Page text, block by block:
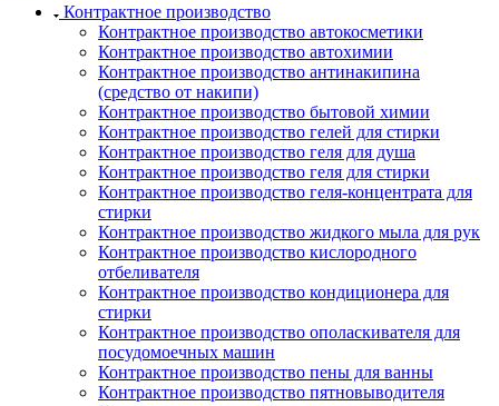
Контрактное производство
Контрактное производство автокосметики
Контрактное производство автохимии
Контрактное производство антинакипина
(средство от накипи)
Контрактное производство бытовой химии
Контрактное производство гелей для стирки
Контрактное производство геля для душа
Контрактное производство геля для стирки
Контрактное производство геля-концентрата для
стирки
Контрактное производство жидкого мыла для рук
Контрактное производство кислородного
отбеливателя
Контрактное производство кондиционера для
стирки
Контрактное производство ополаскивателя для
посудомоечных машин
Контрактное производство пены для ванны
Контрактное производство пятновыводителя